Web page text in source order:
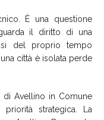
È una questione
il diritto di una
del proprio tempo
città è isolata perde
Avellino in Comune
strategica. La